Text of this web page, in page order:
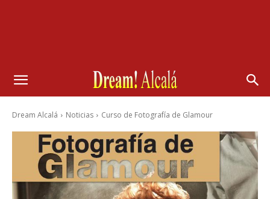
Dream Alcalá Noticias Curso de Fotografía de Glamour